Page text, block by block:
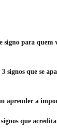
signo para quem
signos que se
aprender a
que